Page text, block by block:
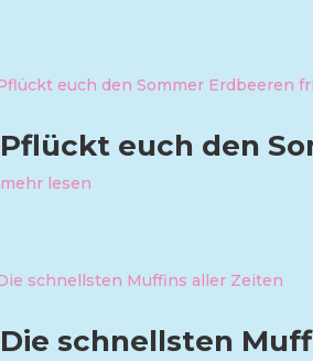
Pflückt euch den
mehr lesen
Die schnellsten